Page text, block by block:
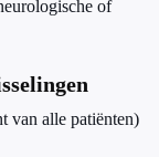
of
van alle patiënten)